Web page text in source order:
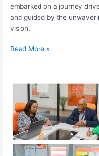
embarked on a journey
and guided by the
vision.
Read More »
Orange
Summer
Challenge
2023_3rd
July
2023_Douala
Cameroon